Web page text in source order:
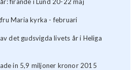
Maria kyrka - februari
det gudsvigda livets år i Heliga
in 5,9 miljoner kronor 2015